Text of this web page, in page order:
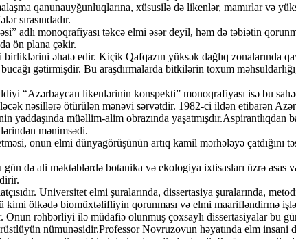
qanunauyğunluqlarına, xüsusilə də likenlər, mamırlar və
sırasındadır.
adlı monoqrafiyası təkcə elmi əsər deyil, həm də təbiətin
ön plana çəkir.
əhatə edir. Kiçik Qafqazın yüksək dağlıq zonalarında
gətirmişdir. Bu araşdırmalarda bitkilərin toxum
“Azərbaycan likenlərinin konspekti” monoqrafiyası isə bu
nəsillərə ötürülən mənəvi sərvətdir. 1982-ci ildən etibarən
müəllim-alim obrazında
mənimsədi.
onun elmi dünyagörüşünün artıq kamil mərhələyə çatdığını
də ali məktəblərdə botanika və ekologiya ixtisasları üzrə
Universitet elmi şuralarında, dissertasiya şuralarında,
kimi ölkədə biomüxtəlifliyin qorunması və elmi maarifləndirmə
rəhbərliyi ilə müdafiə olunmuş çoxsaylı dissertasiyalar bu
nümunəsidir.Professor Novruzovun həyatında elm